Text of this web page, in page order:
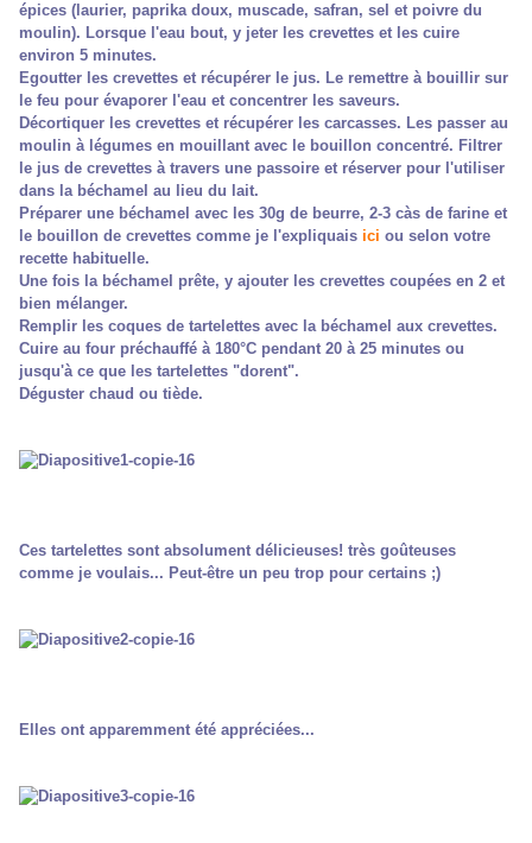
épices (laurier, paprika doux, muscade, safran, sel et poivre du
moulin). Lorsque l'eau bout, y jeter les crevettes et les cuire
environ 5 minutes.
Egoutter les crevettes et récupérer le jus. Le remettre à bouillir sur
le feu pour évaporer l'eau et concentrer les saveurs.
Décortiquer les crevettes et récupérer les carcasses. Les passer au
moulin à légumes en mouillant avec le bouillon concentré. Filtrer
le jus de crevettes à travers une passoire et réserver pour l'utiliser
dans la béchamel au lieu du lait.
Préparer une béchamel avec les 30g de beurre, 2-3 càs de farine et
le bouillon de crevettes comme je l'expliquais ici ou selon votre
recette habituelle.
Une fois la béchamel prête, y ajouter les crevettes coupées en 2 et
bien mélanger.
Remplir les coques de tartelettes avec la béchamel aux crevettes.
Cuire au four préchauffé à 180°C pendant 20 à 25 minutes ou
jusqu'à ce que les tartelettes "dorent".
Déguster chaud ou tiède.
Ces tartelettes sont absolument délicieuses! très goûteuses
comme je voulais... Peut-être un peu trop pour certains ;)
Elles ont apparemment été appréciées...